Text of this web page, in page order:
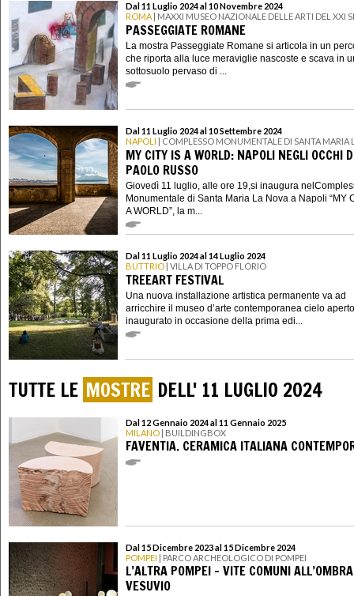
Dal 11 Luglio 2024 al 10 Novembre 2024
ROMA | MAXXI MUSEO NAZIONALE DELLE ARTI DEL XXI
PASSEGGIATE ROMANE
La mostra Passeggiate Romane si articola in un
che riporta alla luce meraviglie nascoste e scava in
sottosuolo pervaso di ...
Dal 11 Luglio 2024 al 10 Settembre 2024
NAPOLI | COMPLESSO MONUMENTALE DI SANTA MARIA
MY CITY IS A WORLD: NAPOLI NEGLI OCCHI
PAOLO RUSSO
Giovedì 11 luglio, alle ore 19,si inaugura
Monumentale di Santa Maria La Nova a Napoli “MY
A WORLD”, la m...
Dal 11 Luglio 2024 al 14 Luglio 2024
BUTTRIO | VILLA DI TOPPO FLORIO
TREEART FESTIVAL
Una nuova installazione artistica permanente va ad
arricchire il museo d’arte contemporanea cielo aperto
inaugurato in occasione della prima edi...
TUTTE LE MOSTRE DELL' 11 LUGLIO 2024
Dal 12 Gennaio 2024 al 11 Gennaio 2025
MILANO | BUILDINGBOX
FAVENTIA. CERAMICA ITALIANA
Dal 15 Dicembre 2023 al 15 Dicembre 2024
POMPEI | PARCO ARCHEOLOGICO DI POMPEI
L’ALTRA POMPEI – VITE COMUNI
VESUVIO